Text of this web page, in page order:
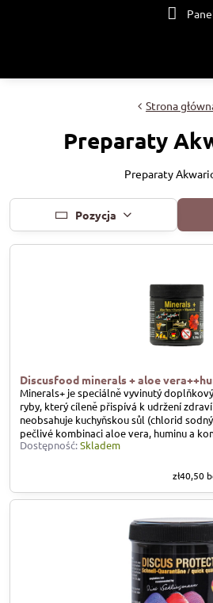
Strona
Preparaty
Preparaty
Pozycja
Discusfood minerals + aloe
Minerals+ je speciálně vyvinutý
ryby, který cíleně přispívá k udržení
neobsahuje kuchyňskou sůl (chlorid
pečlivé kombinaci aloe vera, huminu a
Dostępność:Skladem
zł40,50